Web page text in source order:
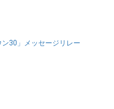
30」メッセージリレー